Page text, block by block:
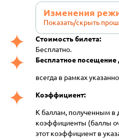
Изменения
Показать/скрыть
Стоимость билета:
Бесплатно.
Бесплатное посещение
всегда в рамках
Коэффициент:
К баллам, полученным в
коэффициенты (баллы
этот коэффициент в